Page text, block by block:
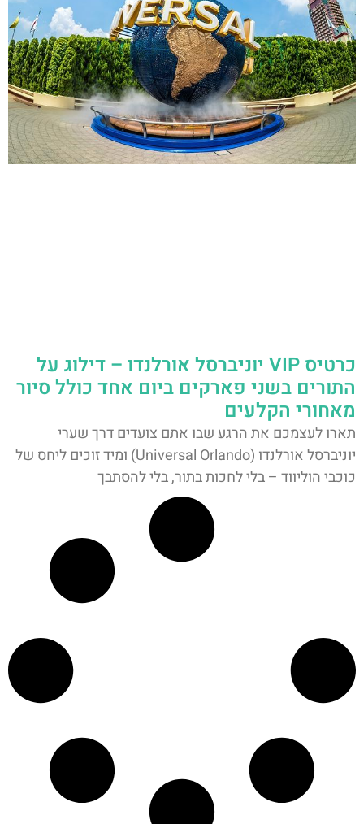
כרטיס VIP יוניברסל אורלנדו – דילוג על
התורים בשני פארקים ביום אחד כולל סיור
מאחורי הקלעים
תארו לעצמכם את הרגע שבו אתם צועדים דרך שערי
יוניברסל אורלנדו (Universal Orlando) ומיד זוכים ליחס של
כוכבי הוליווד – בלי לחכות בתור, בלי להסתבך